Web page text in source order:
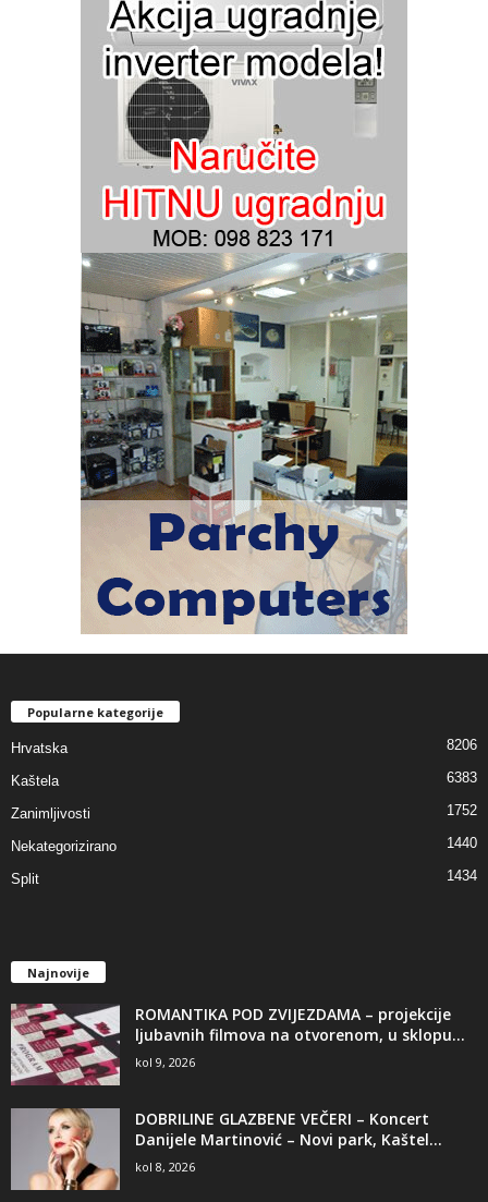
Popularne kategorije
Hrvatska 8206
Kaštela 6383
Zanimljivosti 1752
Nekategorizirano 1440
Split 1434
Najnovije
ROMANTIKA POD ZVIJEZDAMA – projekcije
ljubavnih filmova na otvorenom, u sklopu...
kol 9, 2026
DOBRILINE GLAZBENE VEČERI – Koncert
Danijele Martinović – Novi park, Kaštel...
kol 8, 2026